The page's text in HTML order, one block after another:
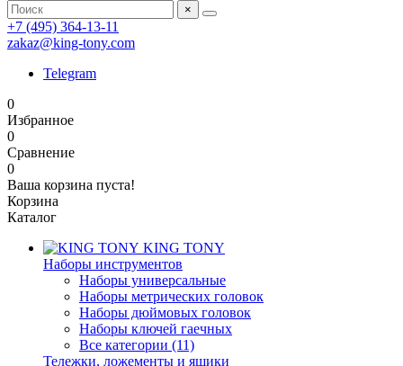
×
+7 (495) 364-13-11
zakaz@king-tony.com
Telegram
0
Избранное
0
Сравнение
0
Ваша корзина пуста!
Корзина
Каталог
KING TONY
Наборы инструментов
Наборы универсальные
Наборы метрических головок
Наборы дюймовых головок
Наборы ключей гаечных
Все категории (11)
Тележки, ложементы и ящики